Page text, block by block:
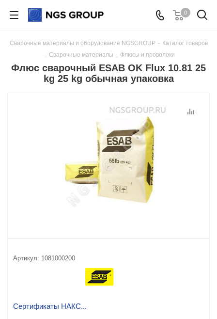
0
Сварочные материалы и оборудование NGSGROUP - Каталог товаров
- Сварочные материалы - Флюсы и проволоки
Флюс сварочный ESAB OK Flux 10.81 25
kg 25 kg обычная упаковка
Артикул: 1081000200
Сертификаты НАКС...